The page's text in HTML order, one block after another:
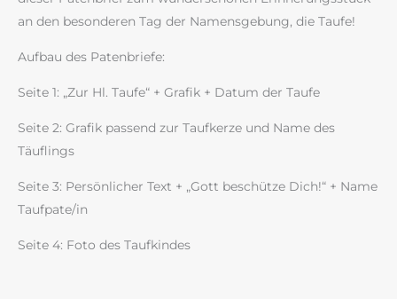
an den besonderen Tag der Namensgebung, die Taufe!
Aufbau des Patenbriefe:
Seite 1: „Zur Hl. Taufe“ + Grafik + Datum der Taufe
Seite 2: Grafik passend zur Taufkerze und Name des
Täuflings
Seite 3: Persönlicher Text + „Gott beschütze Dich!“ + Name
Taufpate/in
Seite 4: Foto des Taufkindes